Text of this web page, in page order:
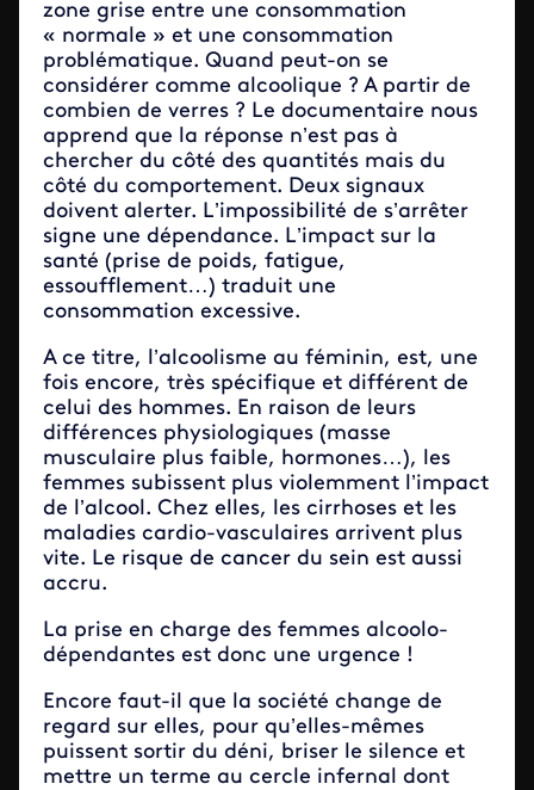
zone grise entre une consommation
« normale » et une consommation
problématique. Quand peut-on se
considérer comme alcoolique ? A partir de
combien de verres ? Le documentaire nous
apprend que la réponse n’est pas à
chercher du côté des quantités mais du
côté du comportement. Deux signaux
doivent alerter. L’impossibilité de s’arrêter
signe une dépendance. L’impact sur la
santé (prise de poids, fatigue,
essoufflement…) traduit une
consommation excessive.
A ce titre, l’alcoolisme au féminin, est, une
fois encore, très spécifique et différent de
celui des hommes. En raison de leurs
différences physiologiques (masse
musculaire plus faible, hormones…), les
femmes subissent plus violemment l’impact
de l’alcool. Chez elles, les cirrhoses et les
maladies cardio-vasculaires arrivent plus
vite. Le risque de cancer du sein est aussi
accru.
La prise en charge des femmes alcoolo-
dépendantes est donc une urgence !
Encore faut-il que la société change de
regard sur elles, pour qu’elles-mêmes
puissent sortir du déni, briser le silence et
mettre un terme au cercle infernal dont